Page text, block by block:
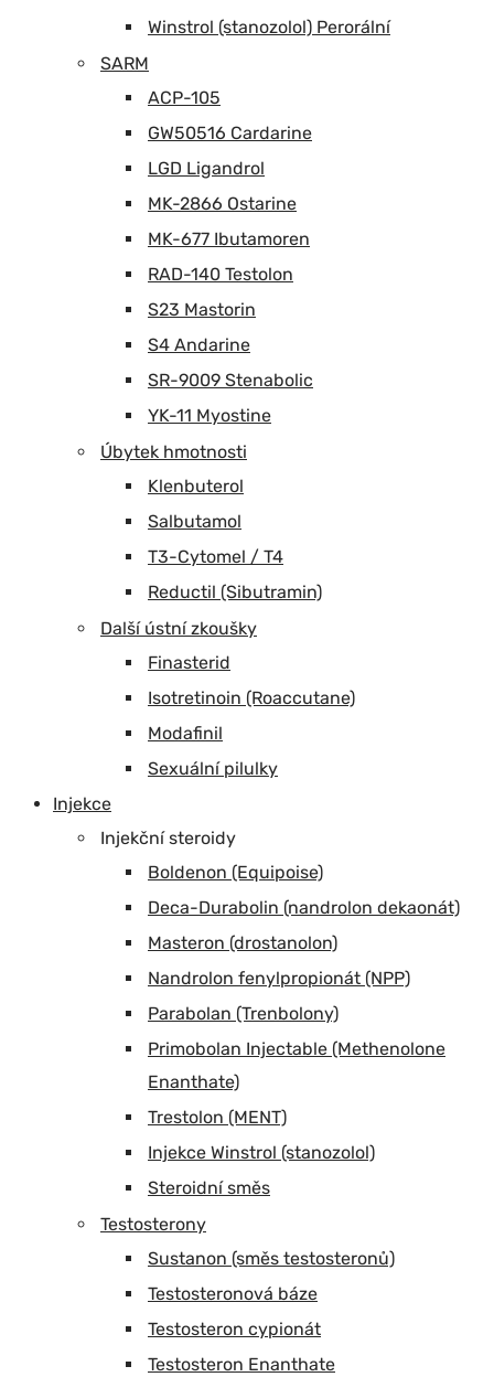
Winstrol (stanozolol) Perorální
SARM
ACP-105
GW50516 Cardarine
LGD Ligandrol
MK-2866 Ostarine
MK-677 Ibutamoren
RAD-140 Testolon
S23 Mastorin
S4 Andarine
SR-9009 Stenabolic
YK-11 Myostine
Úbytek hmotnosti
Klenbuterol
Salbutamol
T3-Cytomel / T4
Reductil (Sibutramin)
Další ústní zkoušky
Finasterid
Isotretinoin (Roaccutane)
Modafinil
Sexuální pilulky
Injekce
Injekční steroidy
Boldenon (Equipoise)
Deca-Durabolin (nandrolon dekaonát)
Masteron (drostanolon)
Nandrolon fenylpropionát (NPP)
Parabolan (Trenbolony)
Primobolan Injectable (Methenolone
Enanthate)
Trestolon (MENT)
Injekce Winstrol (stanozolol)
Steroidní směs
Testosterony
Sustanon (směs testosteronů)
Testosteronová báze
Testosteron cypionát
Testosteron Enanthate